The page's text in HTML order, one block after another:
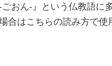
おん-』という仏教語に
合はこちらの読み方で使